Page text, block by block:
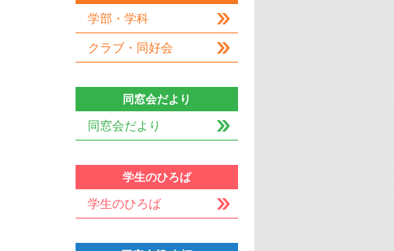
学部・学科
クラブ・同好会
同窓会だより
同窓会だより
学生のひろば
学生のひろば